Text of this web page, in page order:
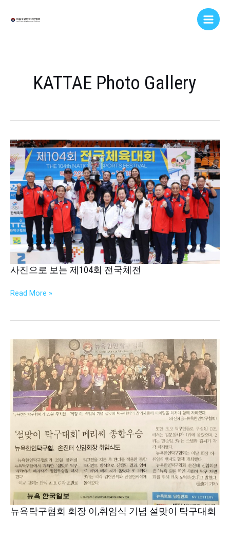
Main
KATTAE Photo Gallery
사진으로 보는 제104회 전국체전
사
진
으
로
보
는
제
104
회
전
국
전
Read More »
뉴욕탁구협회 회장 이,취임식 기념 설맞이 탁구대회
탁
구
협
회
회
장
이,
임
식
기
념
설
pagination